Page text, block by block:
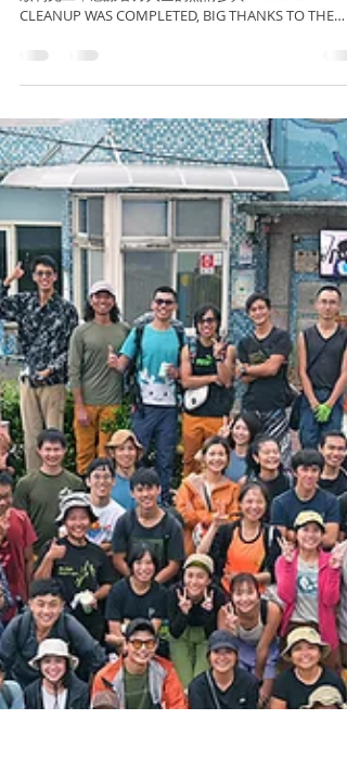
2025 LD CLEANUP 龍洞大掃
除順利完工！
攝影：永春岩選 Photo: Yongchunhero 今年龍洞大掃除
CLEANUP WAS COMPLETED, BIG THANKS TO THE
PARTICIPATION OF EVERYONE! 報到人數...